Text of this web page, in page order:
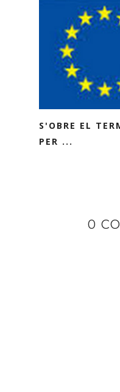
S'OBRE EL
PER ...
0